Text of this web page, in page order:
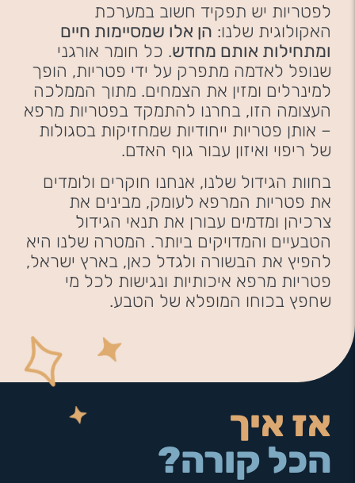
אז איך
הכל קורה?
לפטריות יש תפקיד חשוב במערכת
האקולוגית שלנו: הן אלו שמסיימות חיים
ומתחילות אותם מחדש. כל חומר אורגני
שנופל לאדמה מתפרק על ידי פטריות, הופך
למינרלים ומזין את הצמחים. מתוך הממלכה
העצומה הזו, בחרנו להתמקד בפטריות מרפא
– אותן פטריות ייחודיות שמחזיקות בסגולות
של ריפוי ואיזון עבור גוף האדם.
בחוות הגידול שלנו, אנחנו חוקרים ולומדים
את פטריות המרפא לעומק, מבינים את
צרכיהן ומדמים עבורן את תנאי הגידול
הטבעיים והמדויקים ביותר. המטרה שלנו היא
להפיץ את הבשורה ולגדל כאן, בארץ ישראל,
פטריות מרפא איכותיות ונגישות לכל מי
שחפץ בכוחו המופלא של הטבע.